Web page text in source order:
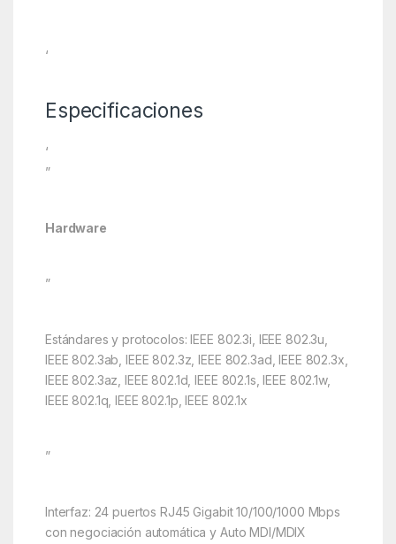
‘
Especificaciones
‘
”
Hardware
”
Estándares y protocolos: IEEE 802.3i, IEEE 802.3u,
IEEE 802.3ab, IEEE 802.3z, IEEE 802.3ad, IEEE 802.3x,
IEEE 802.3az, IEEE 802.1d, IEEE 802.1s, IEEE 802.1w,
IEEE 802.1q, IEEE 802.1p, IEEE 802.1x
”
Interfaz: 24 puertos RJ45 Gigabit 10/100/1000 Mbps
con negociación automática y Auto MDI/MDIX